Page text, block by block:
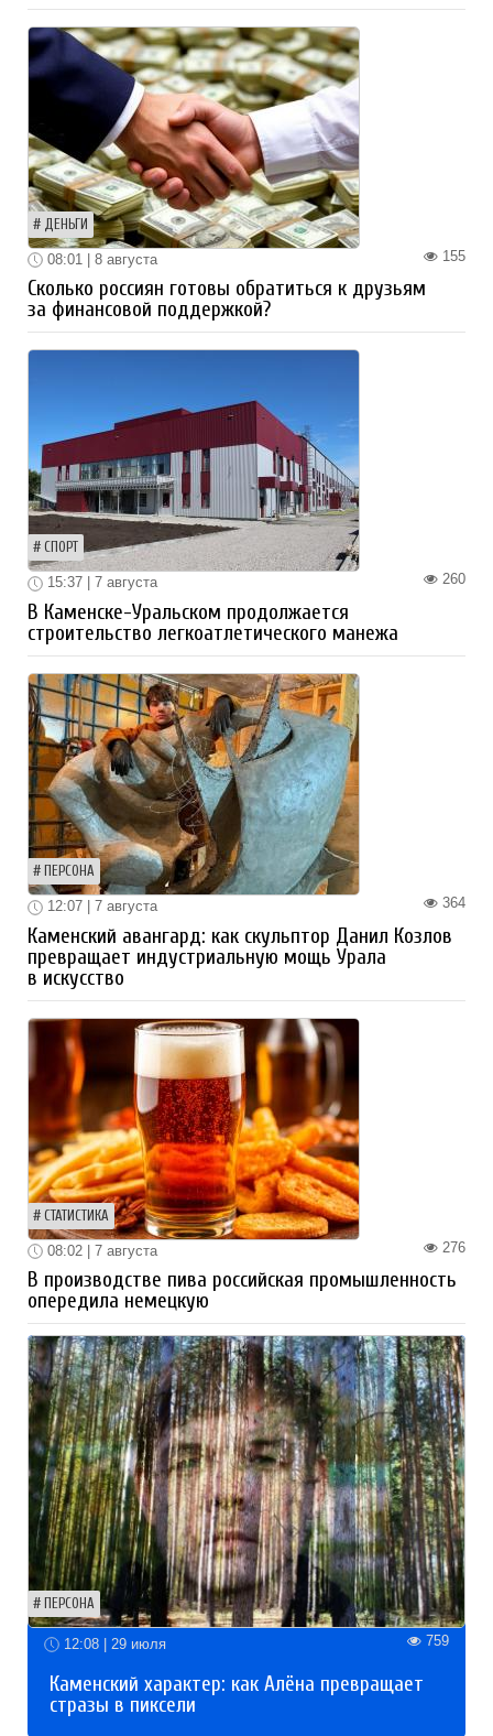
ДЕНЬГИ
155
08:01 | 8 августа
Сколько россиян готовы обратиться к друзьям
за финансовой поддержкой?
СПОРТ
260
15:37 | 7 августа
В Каменске-Уральском продолжается
строительство легкоатлетического манежа
ПЕРСОНА
364
12:07 | 7 августа
Каменский авангард: как скульптор Данил Козлов
превращает индустриальную мощь Урала
в искусство
СТАТИСТИКА
276
08:02 | 7 августа
В производстве пива российская промышленность
опередила немецкую
ПЕРСОНА
12:08 | 29 июля 759
Каменский характер: как Алёна превращает
стразы в пиксели